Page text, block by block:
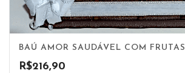
BAÚ AMOR SAUDÁVEL COM FRUTAS
R$216,90